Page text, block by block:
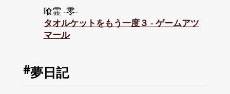
喰霊 -零-
タオルケットをもう一度３ - ゲームアツ
マール
夢日記